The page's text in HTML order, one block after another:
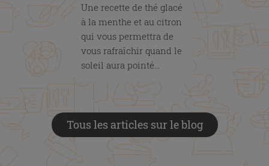
Une recette de thé glacé
à la menthe et au citron
qui vous permettra de
vous rafraîchir quand le
soleil aura pointé...
Tous les articles sur le blog